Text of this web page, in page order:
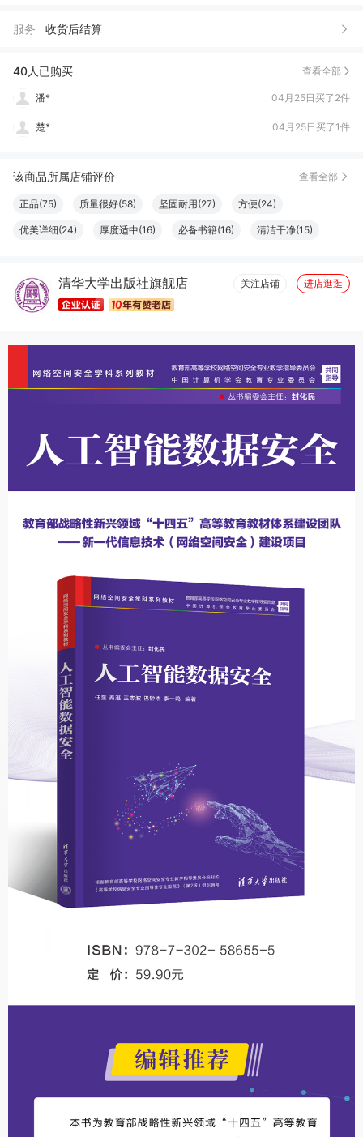
服务 收货后结算
40人已购买 查看全部
T**N 04月25日买了1件
黄*瑞 04月25日买了1件
潘* 04月25日买了2件
楚* 04月25日买了1件
该商品所属店铺评价 查看全部
正品(75) 质量很好(58) 坚固耐用(27) 方便(24)
优美详细(24) 厚度适中(16) 必备书籍(16) 清洁干净(15)
图文清晰(8) 纸张精良(8) 触感良好(7) 设计一流(7)
清华大学出版社旗舰店 关注店铺 进店逛逛